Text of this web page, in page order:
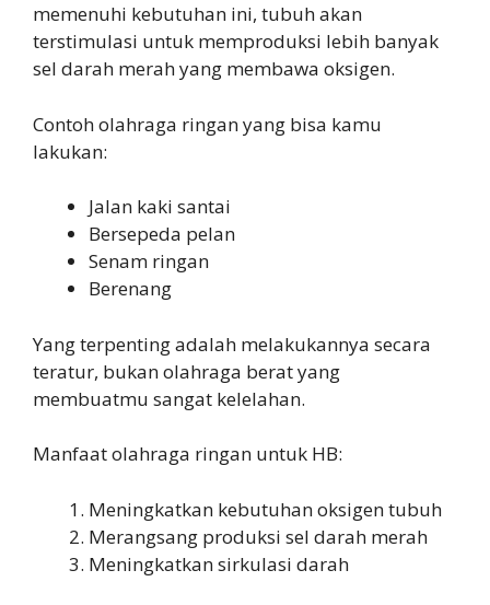
memenuhi kebutuhan ini, tubuh akan
terstimulasi untuk memproduksi lebih banyak
sel darah merah yang membawa oksigen.
Contoh olahraga ringan yang bisa kamu
lakukan:
Jalan kaki santai
Bersepeda pelan
Senam ringan
Berenang
Yang terpenting adalah melakukannya secara
teratur, bukan olahraga berat yang
membuatmu sangat kelelahan.
Manfaat olahraga ringan untuk HB:
Meningkatkan kebutuhan oksigen tubuh
Merangsang produksi sel darah merah
Meningkatkan sirkulasi darah